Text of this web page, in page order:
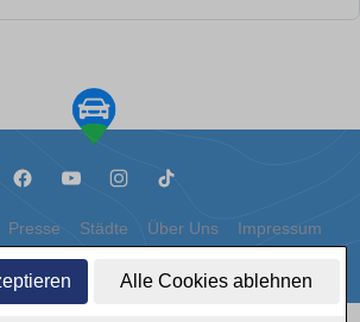
Alle Cookies ablehnen
Presse Städte Über Uns Impressum
Datenschutz Cookies